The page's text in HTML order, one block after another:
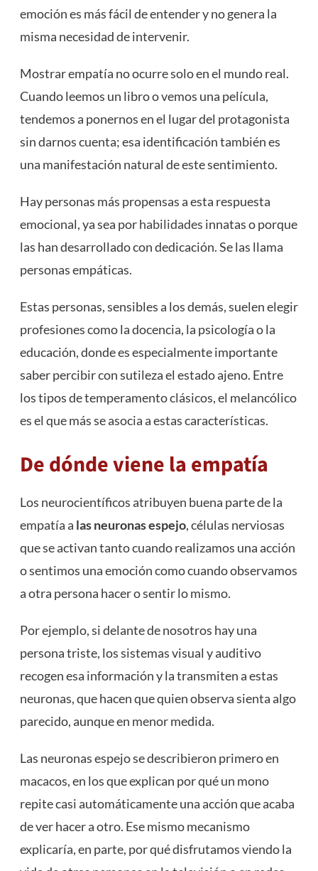
emoción es más fácil de entender y no genera la
misma necesidad de intervenir.
Mostrar empatía no ocurre solo en el mundo real.
Cuando leemos un libro o vemos una película,
tendemos a ponernos en el lugar del protagonista
sin darnos cuenta; esa identificación también es
una manifestación natural de este sentimiento.
Hay personas más propensas a esta respuesta
emocional, ya sea porhabilidades innatas o porque
las han desarrollado con dedicación. Se las llama
personas empáticas.
Estas personas, sensibles a los demás, suelen elegir
profesiones como la docencia, la psicología o la
educación, donde es especialmente importante
saber percibir con sutileza el estado ajeno. Entre
los tipos de temperamento clásicos, el melancólico
es el que más se asocia a estas características.
De dónde viene la empatía
Los neurocientíficos atribuyen buena parte de la
empatía a las neuronas espejo, células nerviosas
que se activan tanto cuando realizamos una acción
o sentimos una emoción como cuando observamos
a otra persona hacer o sentir lo mismo.
Por ejemplo, si delante de nosotros hay una
persona triste, los sistemas visual y auditivo
recogen esa información y la transmiten a estas
neuronas, que hacen que quien observa sienta algo
parecido, aunque en menor medida.
Las neuronas espejo se describieron primero en
macacos, en los que explican por qué un mono
repite casi automáticamente una acción que acaba
de ver hacer a otro. Ese mismo mecanismo
explicaría, en parte, por qué disfrutamos viendo la